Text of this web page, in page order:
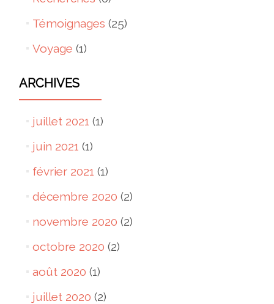
Témoignages (25)
Voyage (1)
ARCHIVES
juillet 2021 (1)
juin 2021 (1)
février 2021 (1)
décembre 2020 (2)
novembre 2020 (2)
octobre 2020 (2)
août 2020 (1)
juillet 2020 (2)